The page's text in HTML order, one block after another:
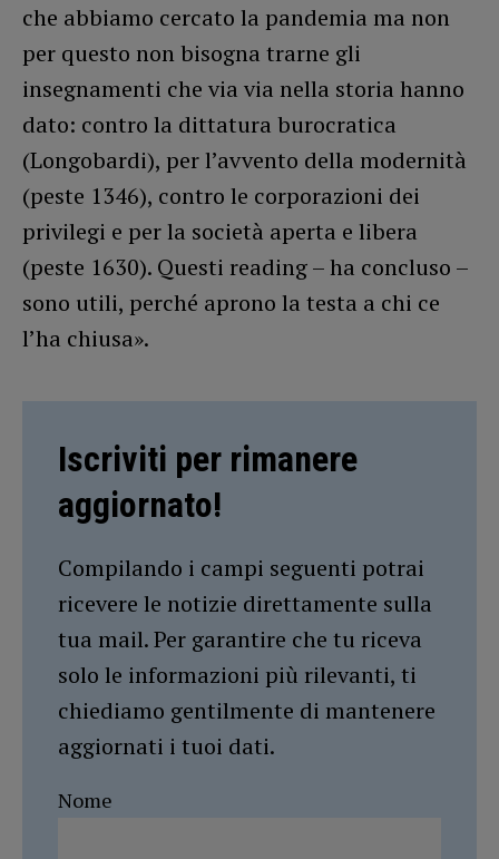
che abbiamo cercato la pandemia ma non
per questo non bisogna trarne gli
insegnamenti che via via nella storia hanno
dato: contro la dittatura burocratica
(Longobardi), per l’avvento della modernità
(peste 1346), contro le corporazioni dei
privilegi e per la società aperta e libera
(peste 1630). Questi reading – ha concluso –
sono utili, perché aprono la testa a chi ce
l’ha chiusa».
Iscriviti per rimanere
aggiornato!
Compilando i campi seguenti potrai
ricevere le notizie direttamente sulla
tua mail. Per garantire che tu riceva
solo le informazioni più rilevanti, ti
chiediamo gentilmente di mantenere
aggiornati i tuoi dati.
Nome